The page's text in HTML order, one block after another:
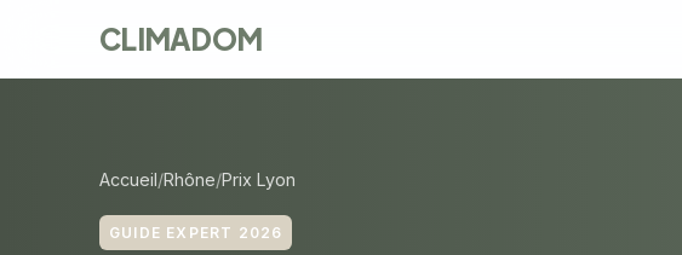
CLIMADOM
Accueil Rhône Prix Lyon
GUIDE EXPERT 2026